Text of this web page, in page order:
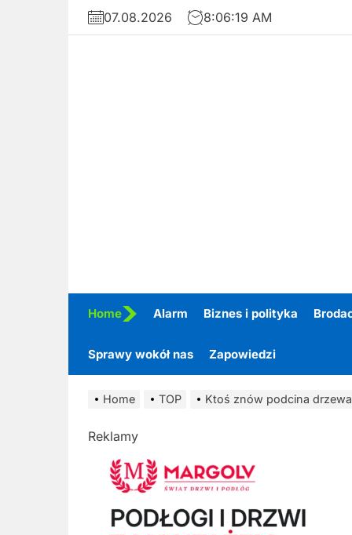
Skip
07.08.2026 8:06:20 AM
Home Alarm Biznes i polityka
Sprawy wokół nas Zapowiedzi
Home TOP Ktoś znów podcina
Reklamy